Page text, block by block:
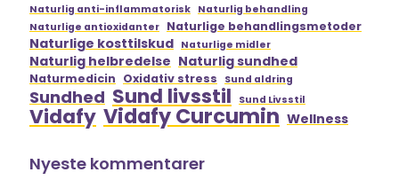
Naturlig anti-inflammatorisk Naturlig behandling
Naturlige antioxidanter Naturlige behandlingsmetoder
Naturlige kosttilskud Naturlige midler
Naturlig helbredelse Naturlig sundhed
Naturmedicin Oxidativ stress Sund aldring
Sundhed Sund livsstil Sund Livsstil
Vidafy Vidafy Curcumin Wellness
Nyeste kommentarer